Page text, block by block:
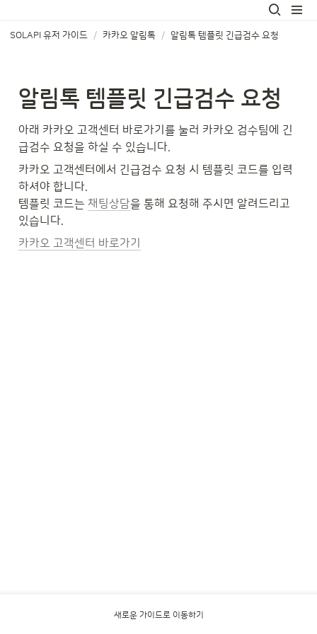
SOLAPI 유저 가이드 / 카카오 알림톡 / 알림톡 템플릿 긴급검수 요청
알림톡 템플릿 긴급검수 요청
아래 카카오 고객센터 바로가기를 눌러 카카오 검수팀에 긴
급검수 요청을 하실 수 있습니다.
카카오 고객센터에서 긴급검수 요청 시 템플릿 코드를 입력
하셔야 합니다.
템플릿 코드는 채팅상담을 통해 요청해 주시면 알려드리고
있습니다.
카카오 고객센터 바로가기
새로운 가이드로 이동하기